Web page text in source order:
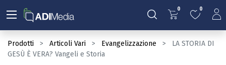
0 0
Prodotti Articoli Vari Evangelizzazione
LA STORIA DI
GESÙ È VERA? Vangeli e Storia